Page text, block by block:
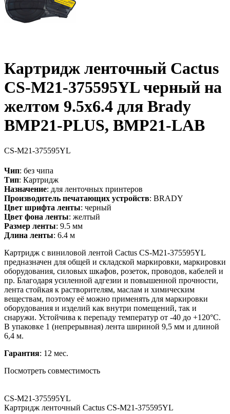
Картридж ленточный Cactus
CS-M21-375595YL черный на
желтом 9.5x6.4 для Brady
BMP21-PLUS, BMP21-LAB
CS-M21-375595YL
Чип: без чипа
Тип: Картридж
Назначение: для ленточных принтеров
Производитель печатающих устройств: BRADY
Цвет шрифта ленты: черный
Цвет фона ленты: желтый
Размер ленты: 9.5 мм
Длина ленты: 6.4 м
Картридж с виниловой лентой Cactus CS-M21-375595YL
предназначен для общей и складской маркировки, маркировки
оборудования, силовых шкафов, розеток, проводов, кабелей и
пр. Благодаря усиленной адгезии и повышенной прочности,
лента стойкая к растворителям, маслам и химическим
веществам, поэтому её можно применять для маркировки
оборудования и изделий как внутри помещений, так и
снаружи. Устойчива к перепаду температур от -40 до +120°C.
В упаковке 1 (непрерывная) лента шириной 9,5 мм и длиной
6,4 м.
Гарантия: 12 мес.
Посмотреть совместимость
CS-M21-375595YL
Картридж ленточный Cactus CS-M21-375595YL